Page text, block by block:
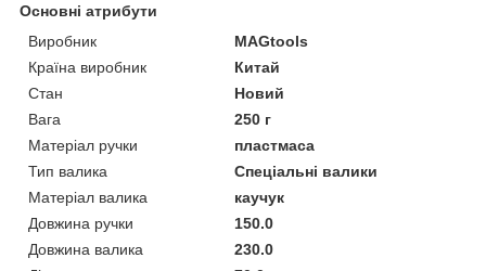
Основні атрибути
Виробник
MAGtools
Країна виробник
Китай
Стан
Новий
Вага
250 г
Матеріал ручки
пластмаса
Тип валика
Спеціальні валики
Матеріал валика
каучук
Довжина ручки
150.0
Довжина валика
230.0